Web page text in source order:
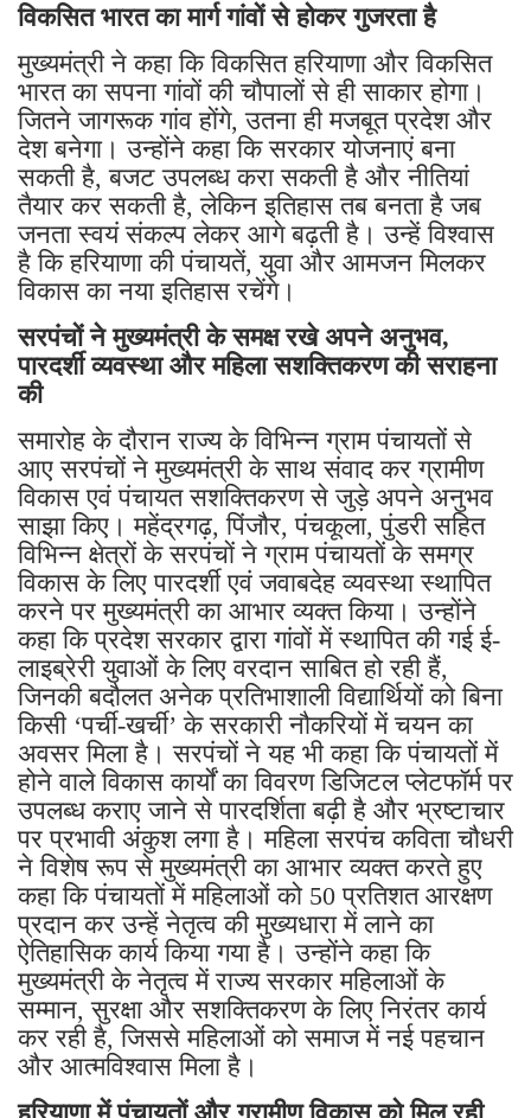
विकसित भारत का मार्ग गांवों से होकर गुजरता है
मुख्यमंत्री ने कहा कि विकसित हरियाणा और विकसित
भारत का सपना गांवों की चौपालों से ही साकार होगा।
जितने जागरूक गांव होंगे, उतना ही मजबूत प्रदेश और
देश बनेगा। उन्होंने कहा कि सरकार योजनाएं बना
सकती है, बजट उपलब्ध करा सकती है और नीतियां
तैयार कर सकती है, लेकिन इतिहास तब बनता है जब
जनता स्वयं संकल्प लेकर आगे बढ़ती है। उन्हें विश्वास
है कि हरियाणा की पंचायतें, युवा और आमजन मिलकर
विकास का नया इतिहास रचेंगे।
सरपंचों ने मुख्यमंत्री के समक्ष रखे अपने अनुभव,
पारदर्शी व्यवस्था और महिला सशक्तिकरण की सराहना
की
समारोह के दौरान राज्य के विभिन्न ग्राम पंचायतों से
आए सरपंचों ने मुख्यमंत्री के साथ संवाद कर ग्रामीण
विकास एवं पंचायत सशक्तिकरण से जुड़े अपने अनुभव
साझा किए। महेंद्रगढ़, पिंजौर, पंचकूला, पुंडरी सहित
विभिन्न क्षेत्रों के सरपंचों ने ग्राम पंचायतों के समग्र
विकास के लिए पारदर्शी एवं जवाबदेह व्यवस्था स्थापित
करने पर मुख्यमंत्री का आभार व्यक्त किया। उन्होंने
कहा कि प्रदेश सरकार द्वारा गांवों में स्थापित की गई ई-
लाइब्रेरी युवाओं के लिए वरदान साबित हो रही हैं,
जिनकी बदौलत अनेक प्रतिभाशाली विद्यार्थियों को बिना
किसी ‘पर्ची-खर्ची’ के सरकारी नौकरियों में चयन का
अवसर मिला है। सरपंचों ने यह भी कहा कि पंचायतों में
होने वाले विकास कार्यों का विवरण डिजिटल प्लेटफॉर्म पर
उपलब्ध कराए जाने से पारदर्शिता बढ़ी है और भ्रष्टाचार
पर प्रभावी अंकुश लगा है। महिला सरपंच कविता चौधरी
ने विशेष रूप से मुख्यमंत्री का आभार व्यक्त करते हुए
कहा कि पंचायतों में महिलाओं को 50 प्रतिशत आरक्षण
प्रदान कर उन्हें नेतृत्व की मुख्यधारा में लाने का
ऐतिहासिक कार्य किया गया है। उन्होंने कहा कि
मुख्यमंत्री के नेतृत्व में राज्य सरकार महिलाओं के
सम्मान, सुरक्षा और सशक्तिकरण के लिए निरंतर कार्य
कर रही है, जिससे महिलाओं को समाज में नई पहचान
और आत्मविश्वास मिला है।